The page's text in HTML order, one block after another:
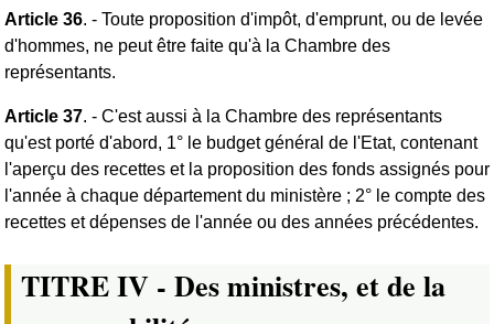
Article 36. - Toute proposition d'impôt, d'emprunt, ou de levée
d'hommes, ne peut être faite qu'à la Chambre des
représentants.
Article 37. - C'est aussi à la Chambre des représentants
qu'est porté d'abord, 1° le budget général de l'Etat, contenant
l'aperçu des recettes et la proposition des fonds assignés pour
l'année à chaque département du ministère ; 2° le compte des
recettes et dépenses de l'année ou des années précédentes.
TITRE IV - Des ministres, et de la